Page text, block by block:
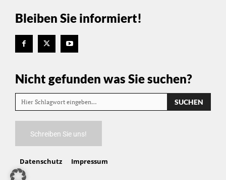
Bleiben Sie informiert!
Nicht gefunden was Sie suchen?
Hier Schlagwort eingeben… SUCHEN
Schreiben Sie uns!
Datenschutz Impressum